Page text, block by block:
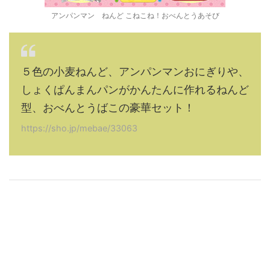
アンパンマン ねんど こねこね！おべんとうあそび
５色の小麦ねんど、アンパンマンおにぎりや、
しょくぱんまんパンがかんたんに作れるねんど
型、おべんとうばこの豪華セット！
https://sho.jp/mebae/33063